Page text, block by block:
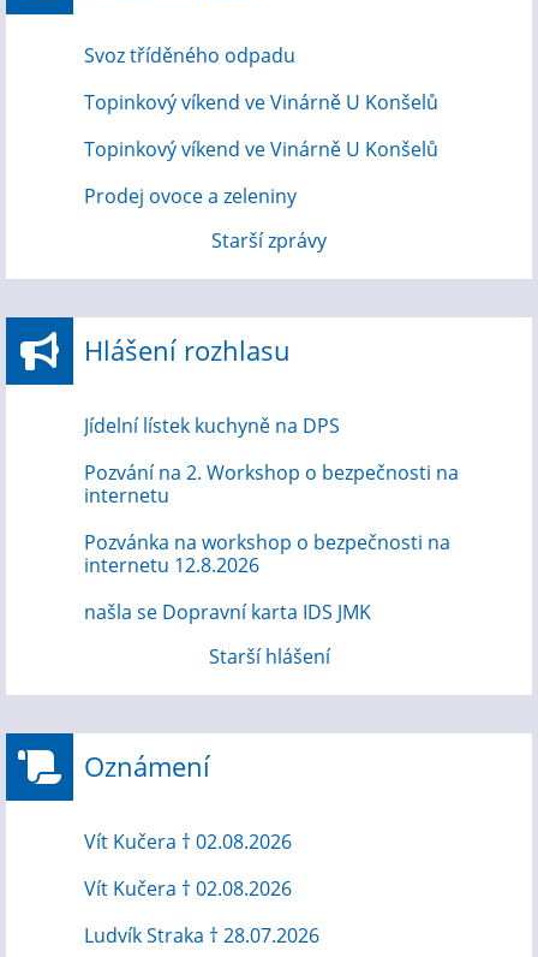
Svoz tříděného odpadu
Topinkový víkend ve Vinárně U Konšelů
Topinkový víkend ve Vinárně U Konšelů
Prodej ovoce a zeleniny
Starší zprávy
Hlášení rozhlasu
Jídelní lístek kuchyně na DPS
Pozvání na 2. Workshop o bezpečnosti na
internetu
Pozvánka na workshop o bezpečnosti na
internetu 12.8.2026
našla se Dopravní karta IDS JMK
Starší hlášení
Oznámení
Vít Kučera † 02.08.2026
Vít Kučera † 02.08.2026
Ludvík Straka † 28.07.2026